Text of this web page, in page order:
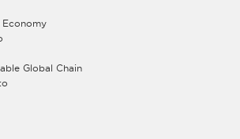
dati è facoltativo, ma, in
o di partecipazione al convegno,
medesimo.
del legittimo interesse del Titolare a
finalità di esecuzione degli scopi
Economy
Global Chain